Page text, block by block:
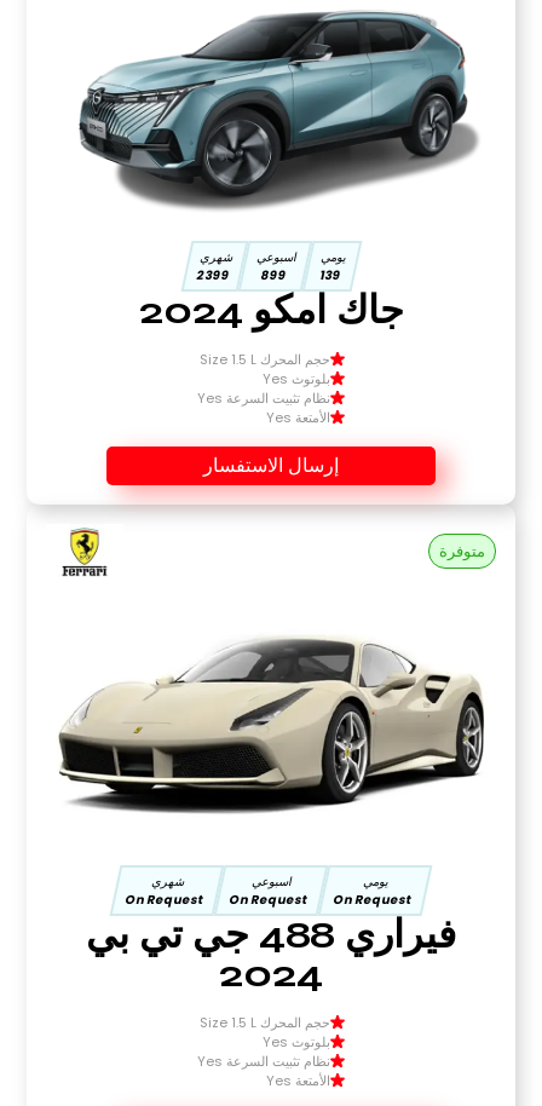
يومي
139
اسبوعي
899
شهري
2399
جاك امكو 2024
حجم المحرك Size 1.5 L
بلوتوث Yes
نظام تثبيت السرعة Yes
الأمتعة Yes
إرسال الاستفسار
متوفرة
يومي
On Request
اسبوعي
On Request
شهري
On Request
فيراري 488 جي تي بي
2024
حجم المحرك Size 1.5 L
بلوتوث Yes
نظام تثبيت السرعة Yes
الأمتعة Yes